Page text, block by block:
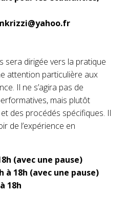
sera dirigée vers la pratique
attention particulière aux
Il ne s’agira pas de
mais plutôt
des procédés spécifiques. Il
de l’expérience en
(avec une pause)
à 18h (avec une pause)
18h